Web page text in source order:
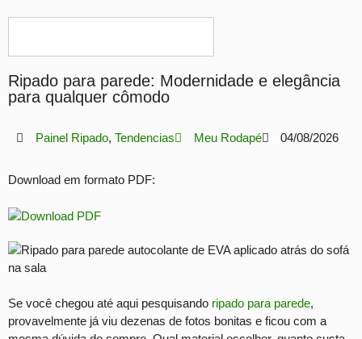
Ripado para parede: Modernidade e elegância
para qualquer cômodo
Painel Ripado, Tendencias Meu Rodapé 04/08/2026
Download em formato PDF:
Se você chegou até aqui pesquisando ripado para parede,
provavelmente já viu dezenas de fotos bonitas e ficou com a